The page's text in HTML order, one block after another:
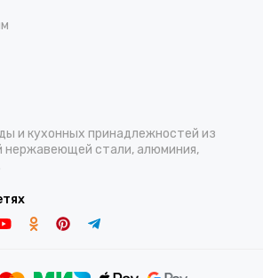
и кухонных принадлежностей из
нержавеющей стали, алюминия,